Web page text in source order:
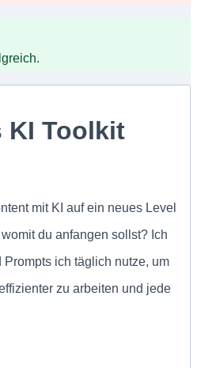
KI Toolkit
mit KI auf ein neues Level
du anfangen sollst? Ich
ich täglich nutze, um
zu arbeiten und jede